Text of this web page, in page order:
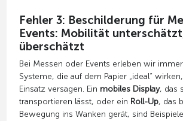
Fehler 3: Beschilderung für
Events: Mobilität
überschätzt
Bei Messen oder Events erleben wir
Systeme, die auf dem Papier „ideal“
Einsatz versagen. Ein mobiles Display, das
transportieren lässt, oder ein Roll-Up, das
Bewegung ins Wanken gerät, sind